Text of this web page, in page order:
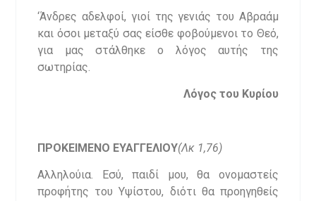
‘Άνδρες αδελφοί, γιοί της γενιάς του Αβραάμ
και όσοι μεταξύ σας είσθε φοβούμενοι το Θεό,
για μας στάλθηκε ο λόγος αυτής της
σωτηρίας.
Λόγος του Κυρίου
ΠΡΟΚΕΙΜΕΝΟ ΕΥΑΓΓΕΛΙΟΥ(Λκ 1,76)
Αλληλούια. Εσύ, παιδί μου, θα ονομαστείς
προφήτης του Υψίστου, διότι θα προηγηθείς